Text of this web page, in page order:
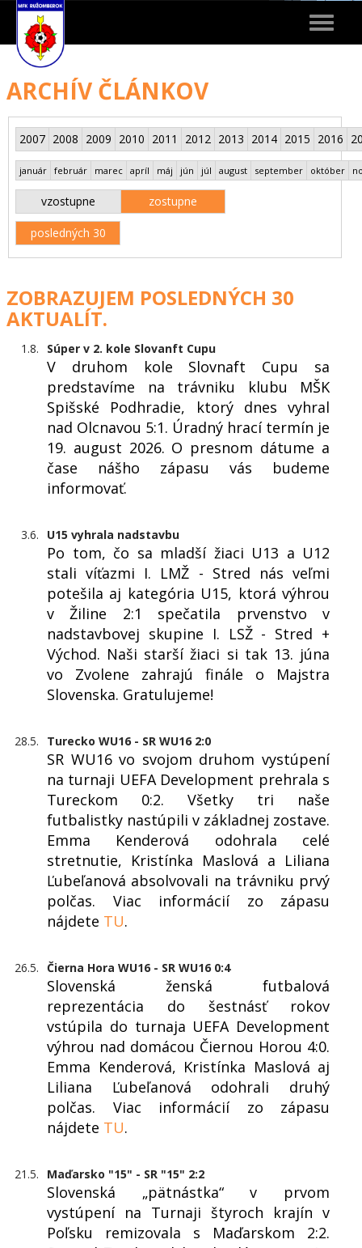
Toggle
ARCHÍV ČLÁNKOV
2007 2008 2009 2010 2011 2012 2013 2014 2015 2016
január február marec apríl máj jún júl august september október
vzostupne zostupne
posledných 30
ZOBRAZUJEM POSLEDNÝCH 30
AKTUALÍT.
1.8. Súper v 2. kole Slovanft Cupu
V druhom kole Slovnaft Cupu sa
predstavíme na trávniku klubu MŠK
Spišské Podhradie, ktorý dnes vyhral
nad Olcnavou 5:1. Úradný hrací termín je
19. august 2026. O presnom dátume a
čase nášho zápasu vás budeme
informovať.
3.6. U15 vyhrala nadstavbu
Po tom, čo sa mladší žiaci U13 a U12
stali víťazmi I. LMŽ - Stred nás veľmi
potešila aj kategória U15, ktorá výhrou
v Žiline 2:1 spečatila prvenstvo v
nadstavbovej skupine I. LSŽ - Stred +
Východ. Naši starší žiaci si tak 13. júna
vo Zvolene zahrajú finále o Majstra
Slovenska. Gratulujeme!
28.5. Turecko WU16 - SR WU16 2:0
SR WU16 vo svojom druhom vystúpení
na turnaji UEFA Development prehrala s
Tureckom 0:2. Všetky tri naše
futbalistky nastúpili v základnej zostave.
Emma Kenderová odohrala celé
stretnutie, Kristínka Maslová a Liliana
Ľubeľanová absolvovali na trávniku prvý
polčas. Viac informácií zo zápasu
nájdete TU.
26.5. Čierna Hora WU16 - SR WU16 0:4
Slovenská ženská futbalová
reprezentácia do šestnásť rokov
vstúpila do turnaja UEFA Development
výhrou nad domácou Čiernou Horou 4:0.
Emma Kenderová, Kristínka Maslová aj
Liliana Ľubeľanová odohrali druhý
polčas. Viac informácií zo zápasu
nájdete TU.
21.5. Maďarsko "15" - SR "15" 2:2
Slovenská „pätnástka“ v prvom
vystúpení na Turnaji štyroch krajín v
Poľsku remizovala s Maďarskom 2:2.